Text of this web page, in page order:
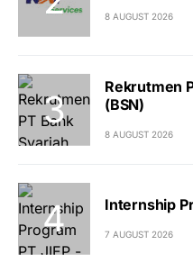
8 AUGUST 2026
Rekrutmen
(BSN)
8 AUGUST 2026
7 AUGUST 2026